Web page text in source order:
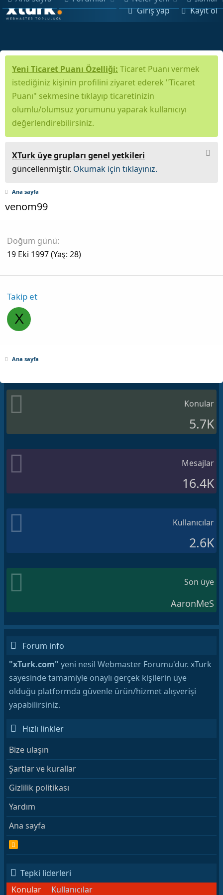
Giriş yap Kayıt ol
Yeni Ticaret Puanı Özelliği: Ticaret Puanı vermek
istediğiniz kişinin profilini ziyaret ederek "Ticaret
Puanı" sekmesine tıklayıp ticaretinizin
olumlu/olumsuz yorumunu yaparak kullanıcıyı
değerlendirebilirsiniz.
XTurk üye grupları genel yetkileri
güncellenmiştir. Okumak için tıklayınız.
Ana sayfa
venom99
Doğum günü
19 Eki 1997 (Yaş: 28)
Takip et
X
Ana sayfa
Konular
5.7K
Mesajlar
16.4K
Kullanıcılar
2.6K
Son üye
AaronMeS
Forum info
"xTurk.com" yeni nesil Webmaster Forumu'dur. xTurk
sayesinde tamamiyle onaylı gerçek kişilerin üye
olduğu platformda güvenle ürün/hizmet alışverişi
yapabilirsiniz.
Hızlı linkler
Bize ulaşın
Şartlar ve kurallar
Gizlilik politikası
Yardım
Ana sayfa
R
S
Tepki liderleri
Konular
Kullanıcılar